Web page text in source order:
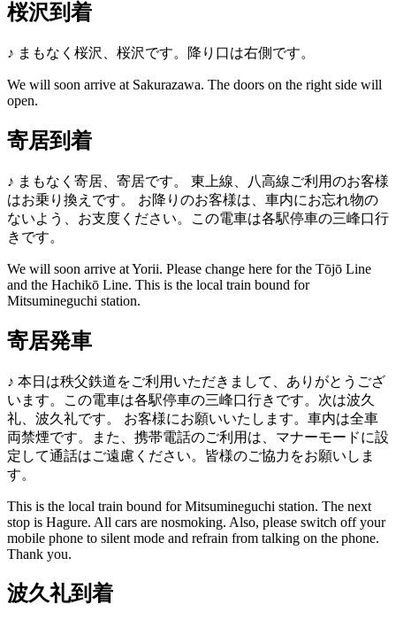
桜沢到着
♪ まもなく桜沢、桜沢です。降り口は右側です。
We will soon arrive at Sakurazawa. The doors on the right side will
open.
寄居到着
♪ まもなく寄居、寄居です。 東上線、八高線ご利用のお客様
はお乗り換えです。
お降りのお客様は、車内にお忘れ物の
ないよう、お支度ください。この電車は各駅停車の三峰口行
きです。
We will soon arrive at Yorii. Please change here for the Tōjō Line
and the Hachikō Line. This is the local train bound for
Mitsumineguchi station.
寄居発車
♪ 本日は秩父鉄道をご利用いただきまして、ありがとうござ
います。この電車は各駅停車の三峰口行きです。次は波久
礼、波久礼です。 お客様にお願いいたします。車内は全車
両禁煙です。また、携帯電話のご利用は、マナーモードに設
定して通話はご遠慮ください。皆様のご協力をお願いしま
す。
This is the local train bound for Mitsumineguchi station. The next
stop is Hagure. All cars are nosmoking. Also, please switch off your
mobile phone to silent mode and refrain from talking on the phone.
Thank you.
波久礼到着